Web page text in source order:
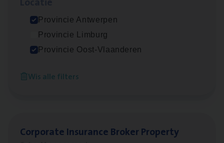
Provincie Antwerpen
Provincie Limburg
Provincie Oost-Vlaanderen
Wis alle filters
Insu­ran­ce Bro­kerKMO
Antwerpen
Cor­po­ra­te Insu­ran­ce Bro­ker Property